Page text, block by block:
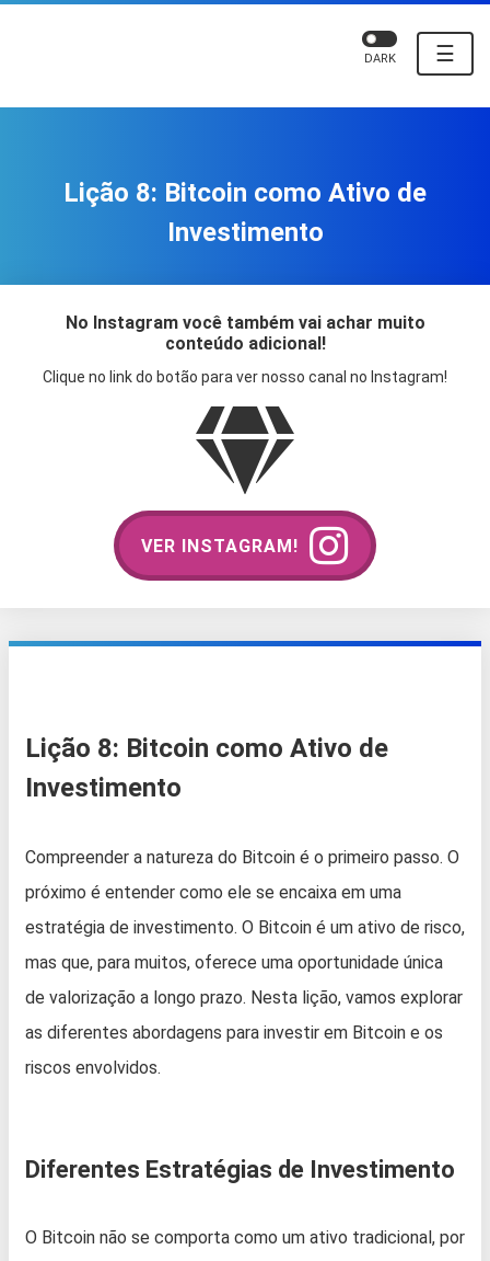
☰
DARK
Lição 8: Bitcoin como Ativo de
Investimento
No Instagram você também vai achar muito
conteúdo adicional!
Clique no link do botão para ver nosso canal no Instagram!
VER INSTAGRAM!
Lição 8: Bitcoin como Ativo de
Investimento
Compreender a natureza do Bitcoin é o primeiro passo. O
próximo é entender como ele se encaixa em uma
estratégia de investimento. O Bitcoin é um ativo de risco,
mas que, para muitos, oferece uma oportunidade única
de valorização a longo prazo. Nesta lição, vamos explorar
as diferentes abordagens para investir em Bitcoin e os
riscos envolvidos.
Diferentes Estratégias de Investimento
O Bitcoin não se comporta como um ativo tradicional, por